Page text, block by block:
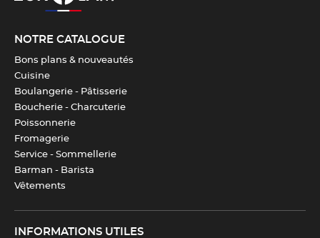
NOTRE CATALOGUE
Bons plans & nouveautés
Cuisine
Boulangerie - Pâtisserie
Boucherie - Charcuterie
Poissonnerie
Fromagerie
Service - Sommellerie
Barman - Barista
Vêtements
INFORMATIONS UTILES